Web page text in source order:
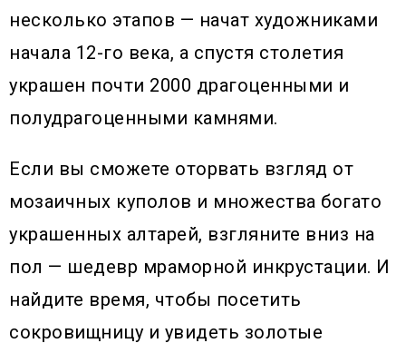
несколько этапов — начат художниками
начала 12-го века, а спустя столетия
украшен почти 2000 драгоценными и
полудрагоценными камнями.
Если вы сможете оторвать взгляд от
мозаичных куполов и множества богато
украшенных алтарей, взгляните вниз на
пол — шедевр мраморной инкрустации. И
найдите время, чтобы посетить
сокровищницу и увидеть золотые